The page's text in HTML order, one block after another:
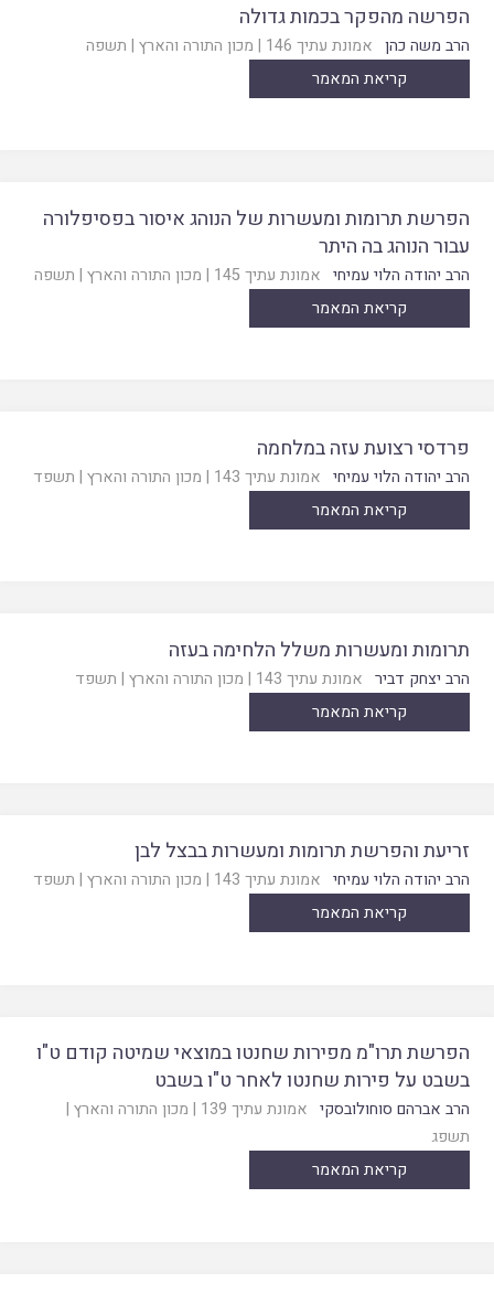
הפרשה מהפקר בכמות גדולה
הרב משה כהן אמונת עתיך 146 | מכון התורה והארץ | תשפה
קריאת המאמר
הפרשת תרומות ומעשרות של הנוהג איסור בפסיפלורה
עבור הנוהג בה היתר
הרב יהודה הלוי עמיחי אמונת עתיך 145 | מכון התורה והארץ | תשפה
קריאת המאמר
פרדסי רצועת עזה במלחמה
הרב יהודה הלוי עמיחי אמונת עתיך 143 | מכון התורה והארץ | תשפד
קריאת המאמר
תרומות ומעשרות משלל הלחימה בעזה
הרב יצחק דביר אמונת עתיך 143 | מכון התורה והארץ | תשפד
קריאת המאמר
זריעת והפרשת תרומות ומעשרות בבצל לבן
הרב יהודה הלוי עמיחי אמונת עתיך 143 | מכון התורה והארץ | תשפד
קריאת המאמר
הפרשת תרו"מ מפירות שחנטו במוצאי שמיטה קודם ט"ו
בשבט על פירות שחנטו לאחר ט"ו בשבט
הרב אברהם סוחולובסקי אמונת עתיך 139 | מכון התורה והארץ |
תשפג
קריאת המאמר